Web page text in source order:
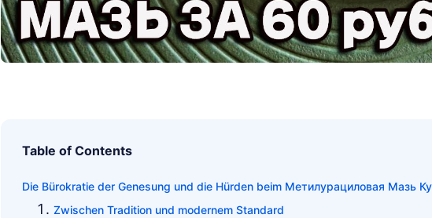
Table of Contents
Die Bürokratie der Genesung und die Hürden beim Метилурациловая Мазь
Zwischen Tradition und modernem Standard